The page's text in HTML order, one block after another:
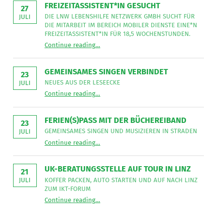
27
JULI
FREIZEITASSISTENT*IN GESUCHT
DIE LNW LEBENSHILFE NETZWERK GMBH SUCHT FÜR
DIE MITARBEIT IM BEREICH MOBILER DIENSTE EINE*N
FREIZEITASSISTENT*IN FÜR 18,5 WOCHENSTUNDEN.
Continue readingDie
Lebenshilfe
GmbH
für
die
im
Mobiler
eine*n
Freizeitassistent*in
für
…
23
JULI
GEMEINSAMES SINGEN VERBINDET
NEUES AUS DER LESEECKE
Continue readingNeues
der
”
…
23
JULI
FERIEN(S)PASS MIT DER BÜCHEREIBAND
GEMEINSAMES SINGEN UND MUSIZIEREN IN STRADEN
Continue readingGemeinsames
und
in
Straden
”
…
21
JULI
UK-BERATUNGSSTELLE AUF TOUR IN LINZ
KOFFER PACKEN, AUTO STARTEN UND AUF NACH LINZ
ZUM IKT-FORUM
Continue readingUK-Beratungsstelle auf Tour in Linz
Koffer
…